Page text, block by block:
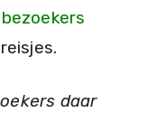
bezoekers
daar